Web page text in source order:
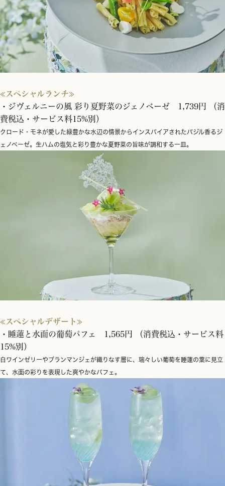
≪スペシャルランチ≫
・ジヴェルニーの風 彩り夏野菜のジェノベーゼ 1,739円 （消
費税込・サービス料15%別）
クロード・モネが愛した緑豊かな水辺の情景からインスパイアされたバジル香るジ
ェノベーゼ。生ハムの塩気と彩り豊かな夏野菜の旨味が調和する一皿。
≪スペシャルデザート≫
・睡蓮と水面の葡萄パフェ 1,565円 （消費税込・サービス料
15%別）
白ワインゼリーやブランマンジェが織りなす層に、瑞々しい葡萄を睡蓮の葉に見立
て、水面の彩りを表現した爽やかなパフェ。